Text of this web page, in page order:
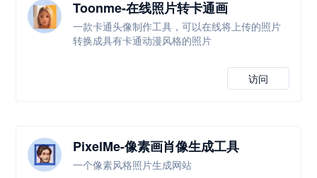
Toonme-在线照片转卡通画
一款卡通头像制作工具，可以在线将上传的照片
转换成具有卡通动漫风格的照片
访问
PixelMe-像素画肖像生成工具
一个像素风格照片生成网站